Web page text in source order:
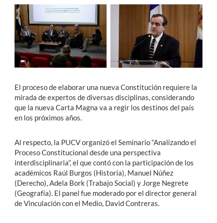
Pregrado
Postgrado
Formación Continua
Académicos
Funcionarios
English
El proceso de elaborar una nueva Constitución requiere la
mirada de expertos de diversas disciplinas, considerando
que la nueva Carta Magna va a regir los destinos del país
en los próximos años.
Al respecto, la PUCV organizó el Seminario “Analizando el
Proceso Constitucional desde una perspectiva
interdisciplinaria”, el que contó con la participación de los
académicos Raúl Burgos (Historia), Manuel Núñez
(Derecho), Adela Bork (Trabajo Social) y Jorge Negrete
(Geografía). El panel fue moderado por el director general
de Vinculación con el Medio, David Contreras.